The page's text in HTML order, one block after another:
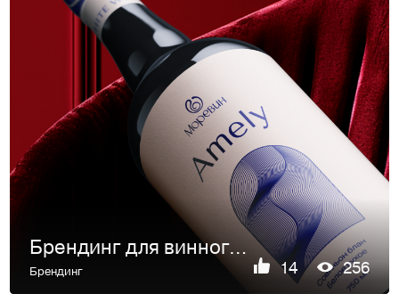
Брендинг для винного ресторана
Брендинг 14 256